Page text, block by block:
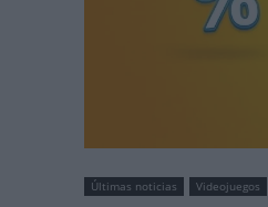
Últimas noticias Videojuegos